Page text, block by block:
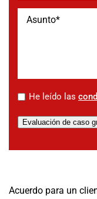
* He leído las
Evaluación de caso
Acuerdo para un